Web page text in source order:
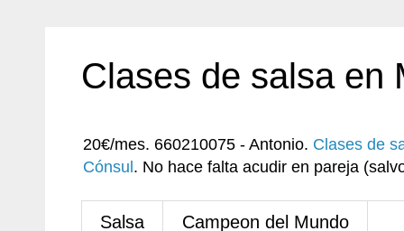
Clases de salsa en
20€/mes. 660210075 - Antonio. Clases de
Cónsul . No hace falta acudir en pareja
Salsa Campeon del Mundo